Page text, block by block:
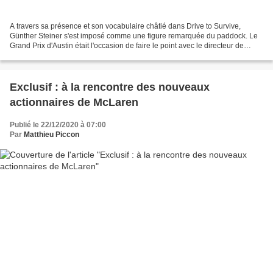
A travers sa présence et son vocabulaire châtié dans Drive to Survive,
Günther Steiner s'est imposé comme une figure remarquée du paddock. Le
Grand Prix d'Austin était l'occasion de faire le point avec le directeur de
Exclusif : à la rencontre des nouveaux
actionnaires de McLaren
Publié le 22/12/2020 à 07:00
Par Matthieu Piccon